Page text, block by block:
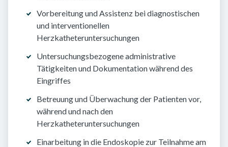
Vorbereitung und Assistenz bei diagnostischen
und interventionellen
Herzkatheteruntersuchungen
Untersuchungsbezogene administrative
Tätigkeiten und Dokumentation während des
Eingriffes
Betreuung und Überwachung der Patienten vor,
während und nach den
Herzkatheteruntersuchungen
Einarbeitung in die Endoskopie zur Teilnahme am